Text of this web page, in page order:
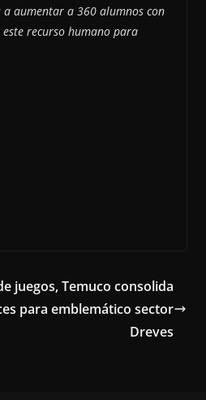
a aumentar a 360 alumnos con
recurso humano para
juegos, Temuco consolida
para emblemático sector
Dreves